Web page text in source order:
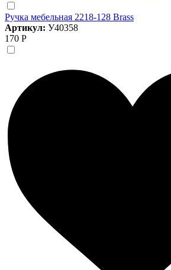
Ручка мебельная 2218-128 Brass
Артикул: У40358
170 Р